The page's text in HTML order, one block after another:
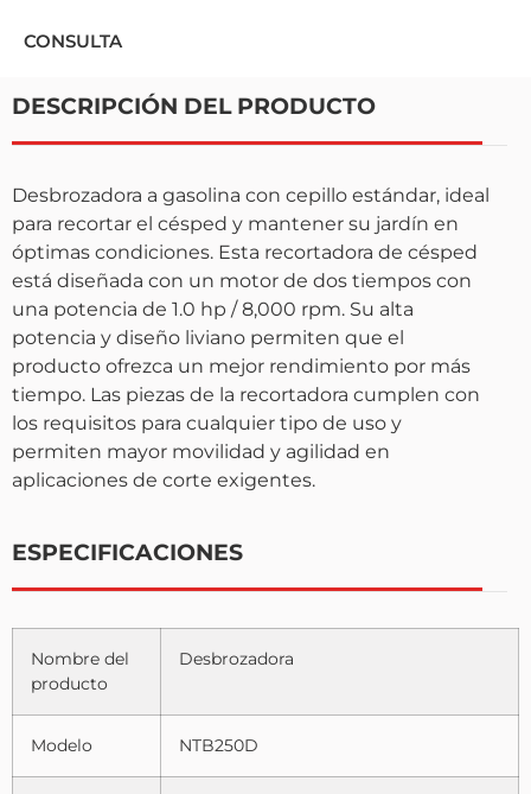
CONSULTA
DESCRIPCIÓN DEL PRODUCTO
Desbrozadora a gasolina con cepillo estándar, ideal
para recortar el césped y mantener su jardín en
óptimas condiciones. Esta recortadora de césped
está diseñada con un motor de dos tiempos con
una potencia de 1.0 hp / 8,000 rpm. Su alta
potencia y diseño liviano permiten que el
producto ofrezca un mejor rendimiento por más
tiempo. Las piezas de la recortadora cumplen con
los requisitos para cualquier tipo de uso y
permiten mayor movilidad y agilidad en
aplicaciones de corte exigentes.
ESPECIFICACIONES
Nombre del
producto
Desbrozadora
Modelo NTB250D